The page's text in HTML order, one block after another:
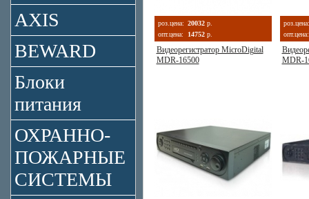
AXIS
BEWARD
Блоки
питания
ОХРАННО-
ПОЖАРНЫЕ
СИСТЕМЫ
роз.цена: 20032 р.
опт.цена:
14752 р.
Видеорегистратор MicroDigital
MDR-16500
роз.цена:
опт.цена:
MDR-